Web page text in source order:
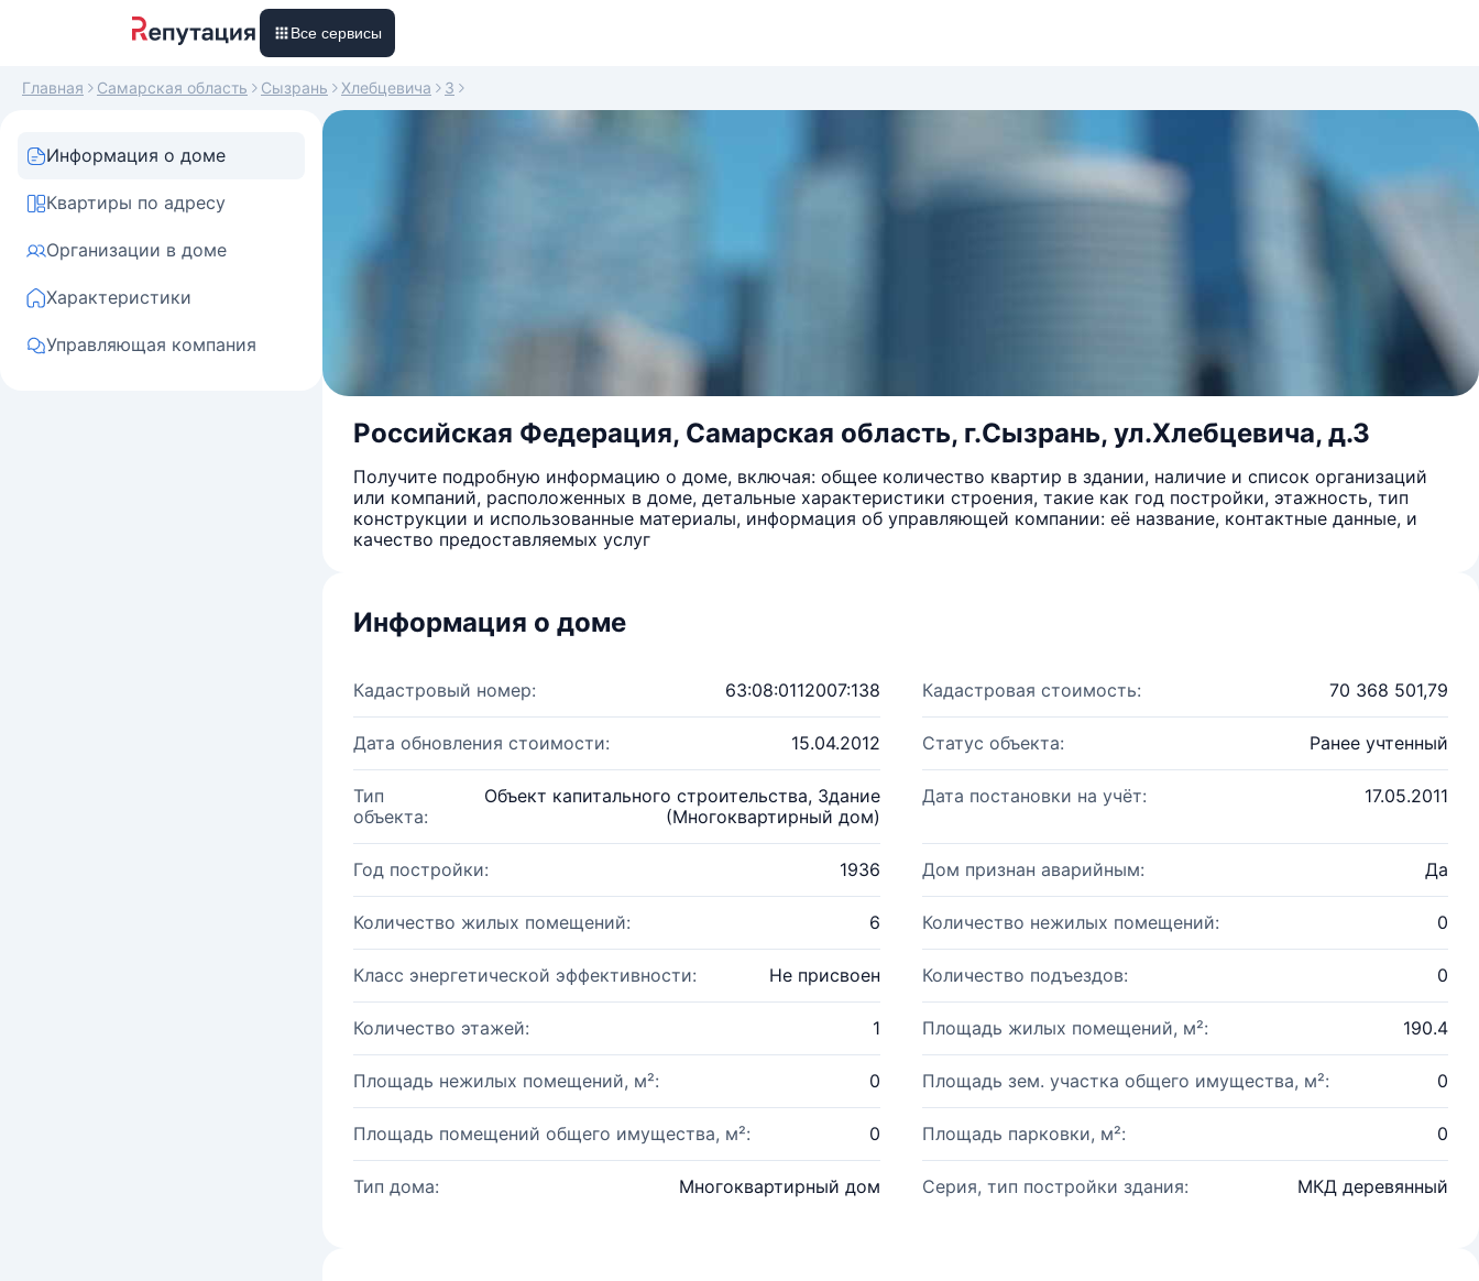
Все сервисы
Главная Самарская область Сызрань Хлебцевича 3
Информация о доме
Квартиры по адресу
Организации в доме
Характеристики
Управляющая компания
Российская Федерация, Самарская область, г.Сызрань, ул.Хлебцевича, д.3
Получите подробную информацию о доме, включая: общее количество квартир в здании, наличие и список организаций
или компаний, расположенных в доме, детальные характеристики строения, такие как год постройки, этажность, тип
конструкции и использованные материалы, информация об управляющей компании: её название, контактные данные, и
качество предоставляемых услуг
Информация о доме
Кадастровый номер: 63:08:0112007:138 Кадастровая стоимость: 70 368 501,79
Дата обновления стоимости: 15.04.2012 Статус объекта: Ранее учтенный
Тип
объекта:
Объект капитального строительства, Здание
(Многоквартирный дом)
Дата постановки на учёт: 17.05.2011
Год постройки: 1936 Дом признан аварийным: Да
Количество жилых помещений: 6 Количество нежилых помещений: 0
Класс энергетической эффективности: Не присвоен Количество подъездов: 0
Количество этажей: 1 Площадь жилых помещений, м²: 190.4
Площадь нежилых помещений, м²: 0 Площадь зем. участка общего имущества, м²: 0
Площадь помещений общего имущества, м²: 0 Площадь парковки, м²: 0
Тип дома: Многоквартирный дом Серия, тип постройки здания: МКД деревянный